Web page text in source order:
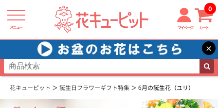
メニュー マイページ カート
0
×
花キューピット 誕生日フラワーギフト特集 6月の誕生花（ユリ）